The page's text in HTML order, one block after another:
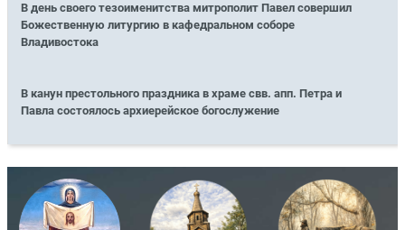
В день своего тезоименитства митрополит Павел совершил
Божественную литургию в кафедральном соборе
Владивостока
В канун престольного праздника в храме свв. апп. Петра и
Павла состоялось архиерейское богослужение